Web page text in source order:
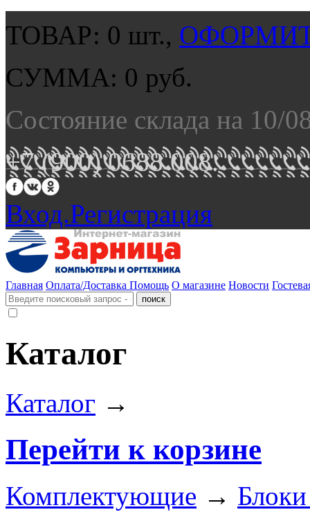
ТОВАР: 0 шт.,
СУММА: 0 руб.
Состояние склада на 10/
+7 (900) 0688 008.
Вход.Регистрация
Главная Оплата/Доставка Помощь О магазине Новости
Каталог
Каталог →
Перейти к корзине
Комплектующие →